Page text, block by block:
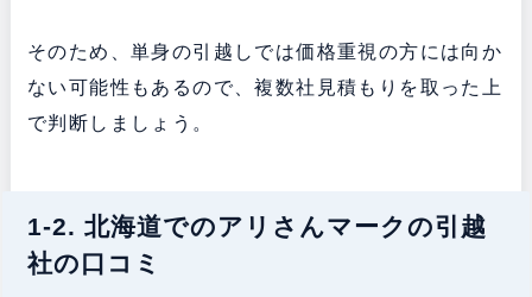
そのため、単身の引越しでは価格重視の方には向か
ない可能性もあるので、複数社見積もりを取った上
で判断しましょう。
1-2. 北海道でのアリさんマークの引越
社の口コミ